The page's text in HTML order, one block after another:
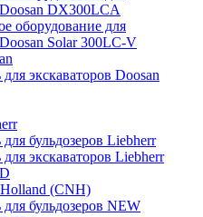
DX300LCA
оборудование для
Solar 300LC-V
экскаваторов Doosan
для бульдозеров Liebherr
для экскаваторов Liebherr
(CNH)
для бульдозеров NEW